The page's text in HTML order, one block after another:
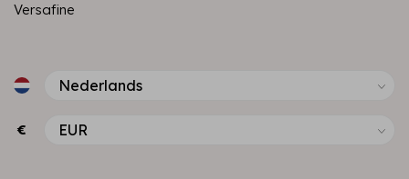
Versafine
€